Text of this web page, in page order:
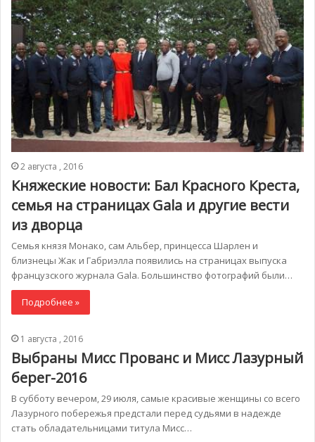
2 августа , 2016
Княжеские новости: Бал Красного Креста,
семья на страницах Gala и другие вести
из дворца
Семья князя Монако, сам Альбер, принцесса Шарлен и
близнецы Жак и Габриэлла появились на страницах выпуска
французского журнала Gala. Большинство фотографий были…
Подробнее »
1 августа , 2016
Выбраны Мисс Прованс и Мисс Лазурный
берег-2016
В субботу вечером, 29 июля, самые красивые женщины со всего
Лазурного побережья предстали перед судьями в надежде
стать обладательницами титула Мисс…